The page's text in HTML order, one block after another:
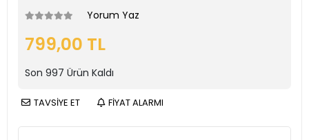
Yorum Yaz
799,00 TL
Son 997 Ürün Kaldı
TAVSİYE ET FİYAT ALARMI